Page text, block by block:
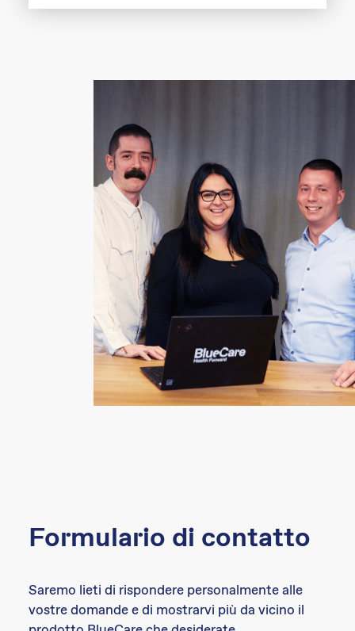
Formulario di contatto
Saremo lieti di rispondere personalmente alle
vostre domande e di mostrarvi più da vicino il